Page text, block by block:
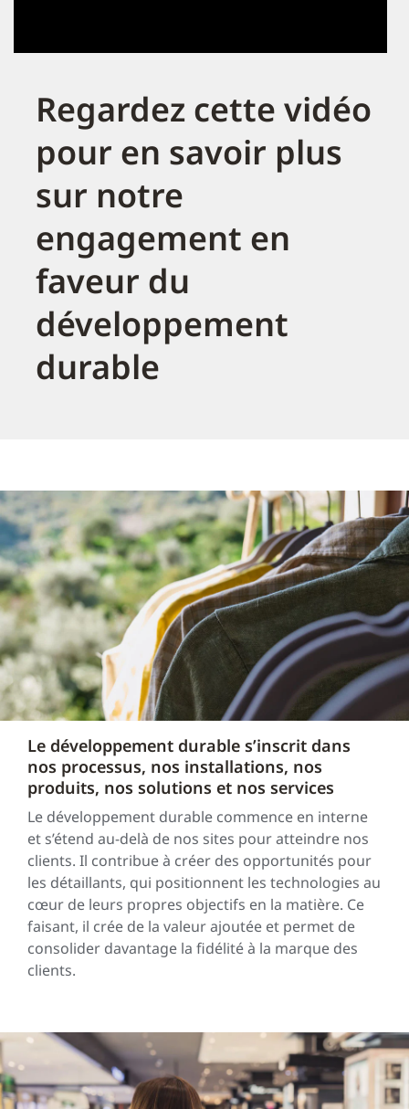
Regardez cette vidéo
pour en savoir plus
sur notre
engagement en
faveur du
développement
durable
Le développement durable s’inscrit dans
nos processus, nos installations, nos
produits, nos solutions et nos services
Le développement durable commence en interne
et s’étend au-delà de nos sites pour atteindre nos
clients. Il contribue à créer des opportunités pour
les détaillants, qui positionnent les technologies au
cœur de leurs propres objectifs en la matière. Ce
faisant, il crée de la valeur ajoutée et permet de
consolider davantage la fidélité à la marque des
clients.